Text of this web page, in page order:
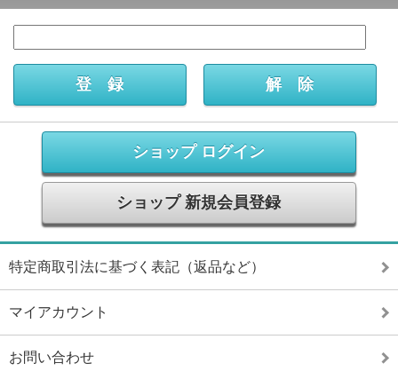
ショップ ログイン
ショップ 新規会員登録
特定商取引法に基づく表記（返品など）
マイアカウント
お問い合わせ